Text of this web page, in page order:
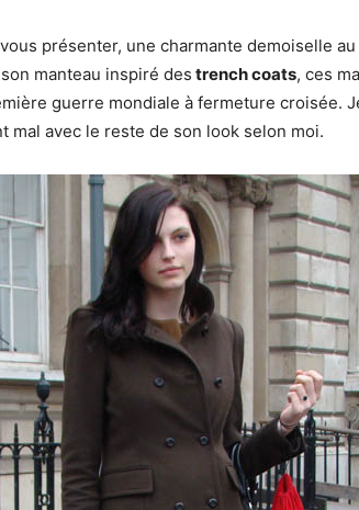
présenter, une charmante demoiselle au
manteau inspiré des trench coats, ces
guerre mondiale à fermeture croisée.
mal avec le reste de son look selon moi.